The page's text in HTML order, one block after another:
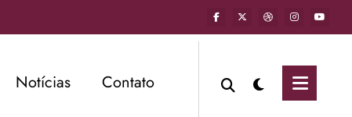
Notícias Contato